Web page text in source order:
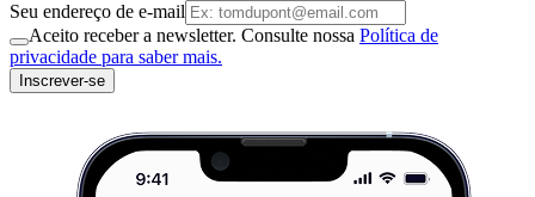
Seu endereço de e-mail
Aceito receber a newsletter. Consulte nossa Política de
privacidade para saber mais.
Inscrever-se